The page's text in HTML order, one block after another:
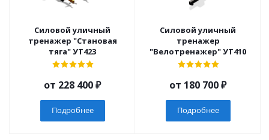
Силовой уличный
тренажер "Становая
тяга" УТ423
от 228 400 ₽
Подробнее
Силовой уличный
тренажер
"Велотренажер" УТ410
от 180 700 ₽
Подробнее